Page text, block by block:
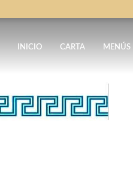
INICIO CARTA MENÚS